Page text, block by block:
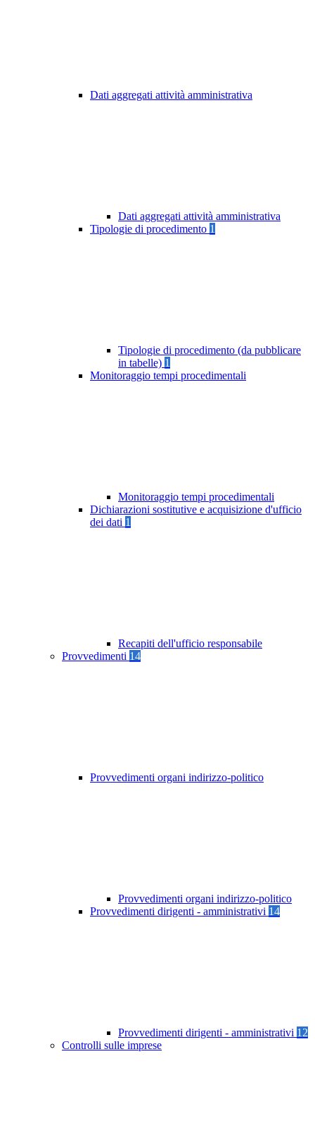
Dati aggregati attività amministrativa
Dati aggregati attività amministrativa
Tipologie di procedimento 1
Tipologie di procedimento (da pubblicare
in tabelle) 1
Monitoraggio tempi procedimentali
Monitoraggio tempi procedimentali
Dichiarazioni sostitutive e acquisizione d'ufficio
dei dati 1
Recapiti dell'ufficio responsabile
Provvedimenti 14
Provvedimenti organi indirizzo-politico
Provvedimenti organi indirizzo-politico
Provvedimenti dirigenti - amministrativi 14
Provvedimenti dirigenti - amministrativi 12
Controlli sulle imprese